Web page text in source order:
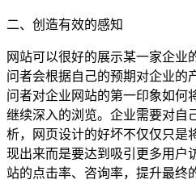
二、创造有效的感知
网站可以很好的展示某一家企业
问者会根据自己的预期对企业的
问者对企业网站的第一印象如何
继续深入的浏览。企业需要对自
析，网页设计的好坏不仅仅只是
现出来而是要达到吸引更多用户
站的点击率、咨询率，提升最终